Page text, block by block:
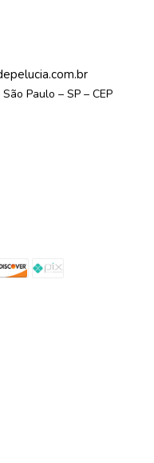
Paulo – SP – CEP